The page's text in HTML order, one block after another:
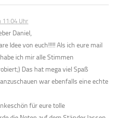
11:04 Uhr
Daniel,
Idee von euch!!!!! Als ich eure mail
ich mir alle Stimmen
Das hat mega viel Spaß
war ebenfalls eine echte
für eure tolle